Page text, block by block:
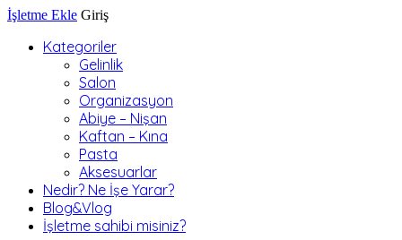
İşletme Ekle Giriş
Kategoriler
Gelinlik
Salon
Organizasyon
Abiye – Nişan
Kaftan – Kına
Pasta
Aksesuarlar
Nedir? Ne İşe Yarar?
Blog&Vlog
İşletme sahibi misiniz?